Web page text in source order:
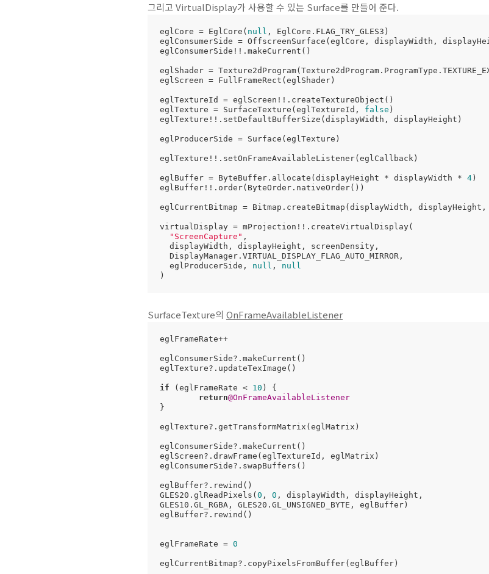
그리고 VirtualDisplay가 사용할 수 있는 Surface를 만들어 준다.
eglCore = EglCore( null , EglCore.FLAG_TRY_GLES3)
eglConsumerSide = OffscreenSurface(eglCore, displayWidth,
eglConsumerSide!!.makeCurrent()
eglShader =
eglScreen = FullFrameRect(eglShader)
eglTextureId = eglScreen!!.createTextureObject()
eglTexture = SurfaceTexture(eglTextureId, false )
eglTexture!!.setDefaultBufferSize(displayWidth, displayHeight)
eglProducerSide = Surface(eglTexture)
eglTexture!!.setOnFrameAvailableListener(eglCallback)
eglBuffer = ByteBuffer.allocate(displayHeight * displayWidth * 4 )
eglBuffer!!.order(ByteOrder.nativeOrder())
eglCurrentBitmap = Bitmap.createBitmap(displayWidth, displayHeight,
virtualDisplay = mProjection!!.createVirtualDisplay(
"ScreenCapture" ,
  eglProducerSide,
null , null
)
SurfaceTexture의 OnFrameAvailableListener
eglFrameRate++
eglConsumerSide?.makeCurrent()
eglTexture?.updateTexImage()
if (eglFrameRate < 10 ) {
return@OnFrameAvailableListener
}
eglTexture?.getTransformMatrix(eglMatrix)
eglConsumerSide?.makeCurrent()
eglScreen?.drawFrame(eglTextureId, eglMatrix)
eglConsumerSide?.swapBuffers()
eglBuffer?.rewind()
GLES20.glReadPixels( 0 , 0 , displayWidth, displayHeight,
GLES10.GL_RGBA, GLES20.GL_UNSIGNED_BYTE, eglBuffer)
eglBuffer?.rewind()
eglFrameRate = 0
eglCurrentBitmap?.copyPixelsFromBuffer(eglBuffer)